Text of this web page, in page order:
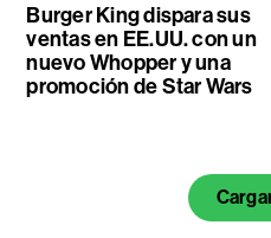
Burger King dispara sus
ventas en EE.UU. con un
nuevo Whopper y una
promoción de Star Wars